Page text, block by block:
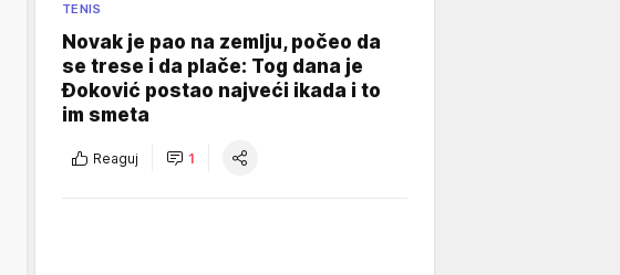
TENIS
Novak je pao na zemlju, počeo da
se trese i da plače: Tog dana je
Đoković postao najveći ikada i to
im smeta
Reaguj 1